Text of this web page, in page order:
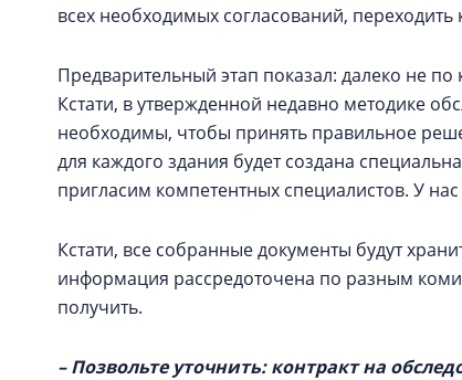
всех необходимых согласований, переходить
Предварительный этап показал: далеко не
Кстати, в утвержденной недавно методике
необходимы, чтобы принять правильное
для каждого здания будет создана
пригласим компетентных специалистов. У
Кстати, все собранные документы будут
информация рассредоточена по разным
получить.
– Позвольте уточнить: контракт на